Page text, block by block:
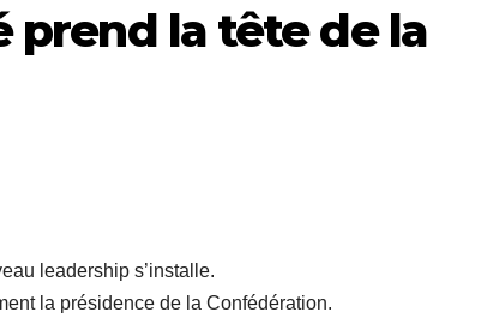
prend la tête de la
leadership s’installe.
la présidence de la Confédération.